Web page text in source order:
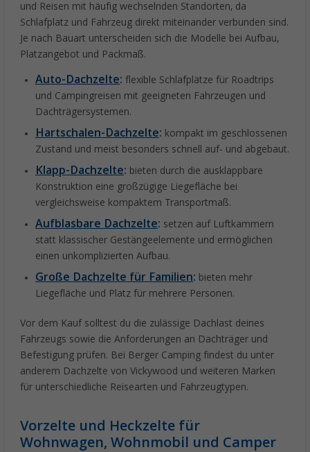
und Reisen mit häufig wechselnden Standorten, da
Schlafplatz und Fahrzeug direkt miteinander verbunden sind.
Je nach Bauart unterscheiden sich die Modelle bei Aufbau,
Platzangebot und Packmaß.
Auto-Dachzelte: flexible Schlafplätze für Roadtrips
und Campingreisen mit geeigneten Fahrzeugen und
Dachträgersystemen.
Hartschalen-Dachzelte: kompakt im geschlossenen
Zustand und meist besonders schnell auf- und abgebaut.
Klapp-Dachzelte: bieten durch die ausklappbare
Konstruktion eine großzügige Liegefläche bei
vergleichsweise kompaktem Transportmaß.
Aufblasbare Dachzelte: setzen auf Luftkammern
statt klassischer Gestängeelemente und ermöglichen
einen unkomplizierten Aufbau.
Große Dachzelte für Familien: bieten mehr
Liegefläche und Platz für mehrere Personen.
Vor dem Kauf solltest du die zulässige Dachlast deines
Fahrzeugs sowie die Anforderungen an Dachträger und
Befestigung prüfen. Bei Berger Camping findest du unter
anderem Dachzelte von Vickywood und weiteren Marken
für unterschiedliche Reisearten und Fahrzeugtypen.
Vorzelte und Heckzelte für
Wohnwagen, Wohnmobil und Camper